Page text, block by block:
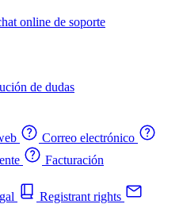
online de soporte
de dudas
Correo electrónico
Facturación
Registrant rights